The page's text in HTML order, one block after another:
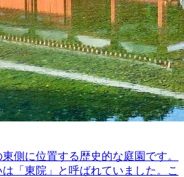
側に位置する歴史的な庭園です。
「東院」と呼ばれていました。こ